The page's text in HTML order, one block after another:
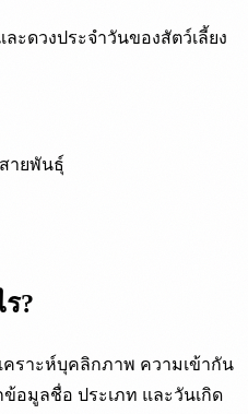
ดวงประจำวันของสัตว์เลี้ยง
สายพันธุ์
?
คราะห์บุคลิกภาพ ความเข้ากัน
ข้อมูลชื่อ ประเภท และวันเกิด